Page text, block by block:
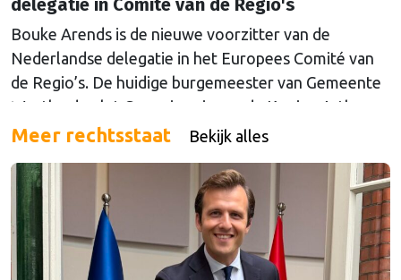
delegatie in Comité van de Regio's
Bouke Arends is de nieuwe voorzitter van de
Nederlandse delegatie in het Europees Comité van
de Regio’s. De huidige burgemeester van Gemeente
Westland volgt Commissaris van de Koning Arthur
van Dijk (Noord-Holland) op, die de voorzittersrol
Nederlandse regio’s behoorlijk succesvol in hun
lobby in Brussel, en dat komt vooral omdat …
Continued
Meer rechtsstaat Bekijk alles